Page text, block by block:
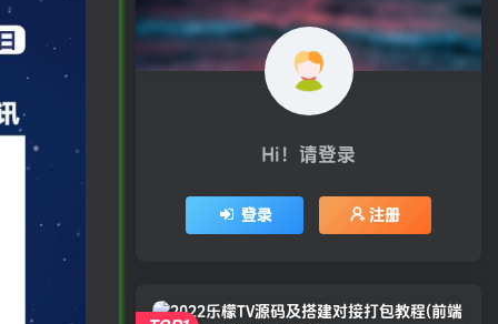
Hi！请登录
登录 注册